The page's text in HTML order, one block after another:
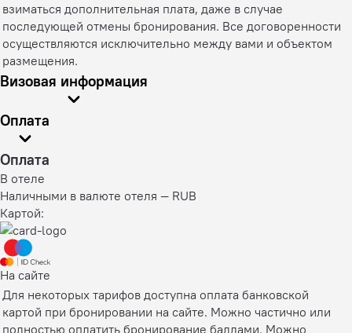
взиматься дополнительная плата, даже в случае
последующей отмены бронирования. Все договоренности
осуществляются исключительно между вами и объектом
размещения.
Визовая информация
Оплата
Оплата
В отеле
Наличными в валюте отеля — RUB
Картой:
На сайте
Для некоторых тарифов доступна оплата банковской
картой при бронировании на сайте. Можно частично или
полностью оплатить бронирование баллами. Можно